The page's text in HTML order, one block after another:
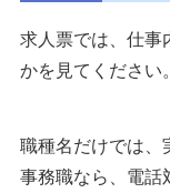
求人票では、仕事
かを見てください。
職種名だけでは、
事務職なら、電話